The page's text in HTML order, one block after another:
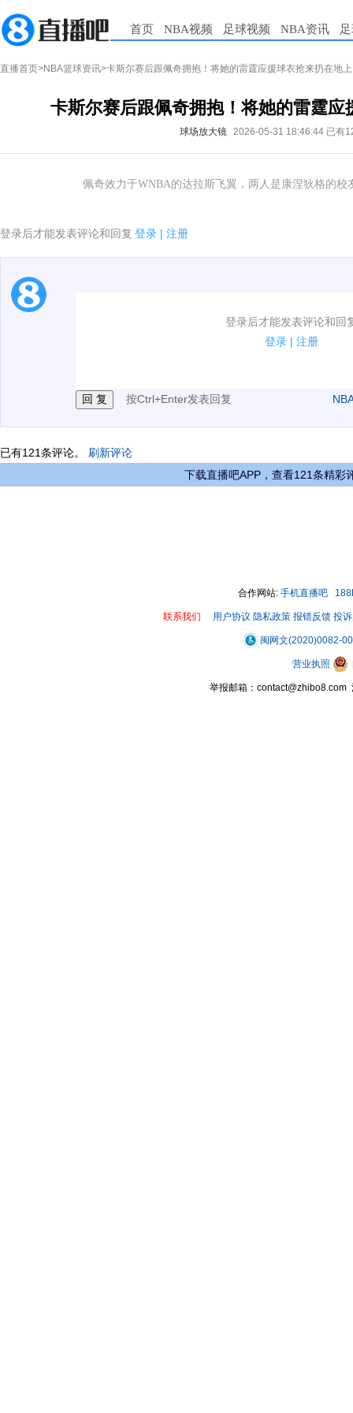
首页 NBA视频 足球视频 NBA资讯
直播首页>NBA篮球资讯>卡斯尔赛后跟佩奇拥抱！将她的雷霆应援球衣抢来扔在地上
卡斯尔赛后跟佩奇拥抱！将她的雷霆应
球场放大镜 2026-05-31 18:46:44 已有
佩奇效力于WNBA的达拉斯飞翼，两人是康涅狄格的校
登录后才能发表评论和回复 登录 | 注册
登录后才能发表评论和回
登录 | 注册
1.电脑端新用户可以发表评论了！
按Ctrl+Enter发表回复
已有121条评论。 刷新评论
下载直播吧APP，查看121条精彩
合作网站: 手机直播吧
联系我们 用户协议 隐私政策 报错反馈 投
闽网文(2020)0082-
营业执照
举报邮箱：